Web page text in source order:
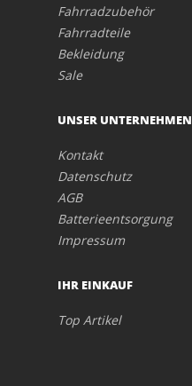
Fahrradzubehör
Fahrradteile
Bekleidung
Sale
UNSER UNTERNEHMEN
Kontakt
Datenschutz
AGB
Batterieentsorgung
Impressum
IHR EINKAUF
Top Artikel